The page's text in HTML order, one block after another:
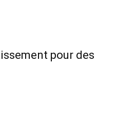
pour des